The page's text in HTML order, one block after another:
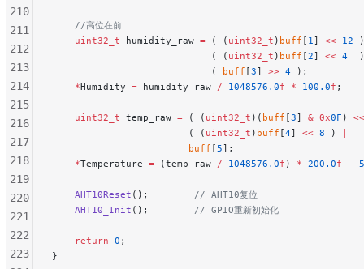
    //高位在前
    uint32_t
humidity_raw = ( ( uint32_t ) buff [ 1] << 12
                            ( (
uint32_t ) buff [2] << 4
                            (
buff [3] >> 4 );
    *
Humidity = humidity_raw / 1048576.0f * 100.0f ;
    uint32_t
temp_raw = ( ( uint32_t )( buff [3] & 0x0F ) <<
                        ( (
uint32_t ) buff [4] << 8 )
                        buff
[5];
    *
Temperature = (temp_raw / 1048576.0f ) * 200.0f -
    AHT10Reset
();
        // AHT10复位
    AHT10_Init
();
        // GPIO重新初始化
    return
0 ;
}
210
211
212
213
214
215
216
217
218
219
220
221
222
223